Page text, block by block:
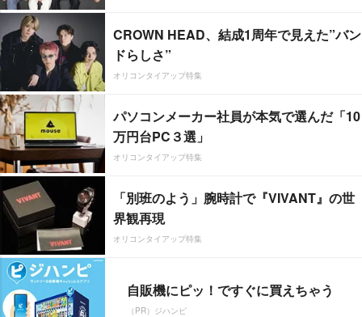
CROWN HEAD、結成1周年で見えた”バン
ドらしさ”
オリコンタイアップ特集
パソコンメーカー社員が本気で選んだ「10
万円台PC３選」
オリコンタイアップ特集
「別班のよう」腕時計で『VIVANT』の世
界観再現
オリコンタイアップ特集
自販機にピッ！ですぐに買えちゃう
（PR）ジハンピ